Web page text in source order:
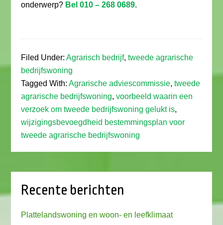
onderwerp? Bel 010 – 268 0689.
Filed Under:Agrarisch bedrijf,tweede agrarische
bedrijfswoning
Tagged With:Agrarische adviescommissie,tweede
agrarische bedrijfswoning,voorbeeld waarin een
verzoek om tweede bedrijfswoning gelukt is,
wijzigingsbevoegdheid bestemmingsplan voor
tweede agrarische bedrijfswoning
Recente berichten
Plattelandswoning en woon- en leefklimaat